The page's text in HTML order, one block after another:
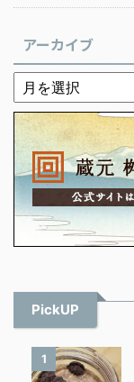
アーカイブ
PickUP
1